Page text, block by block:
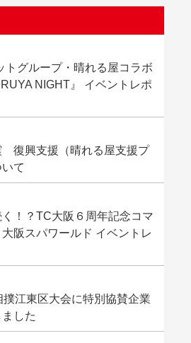
トグループ・晴れる屋コラボ
NIGHT』 イベントレポ
復興支援（晴れる屋支援プ
て
！？TC大阪６周年記念コマ
阪スパワールド イベントレ
江東区大会に特別協賛企業
した